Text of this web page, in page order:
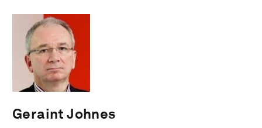
Geraint Johnes